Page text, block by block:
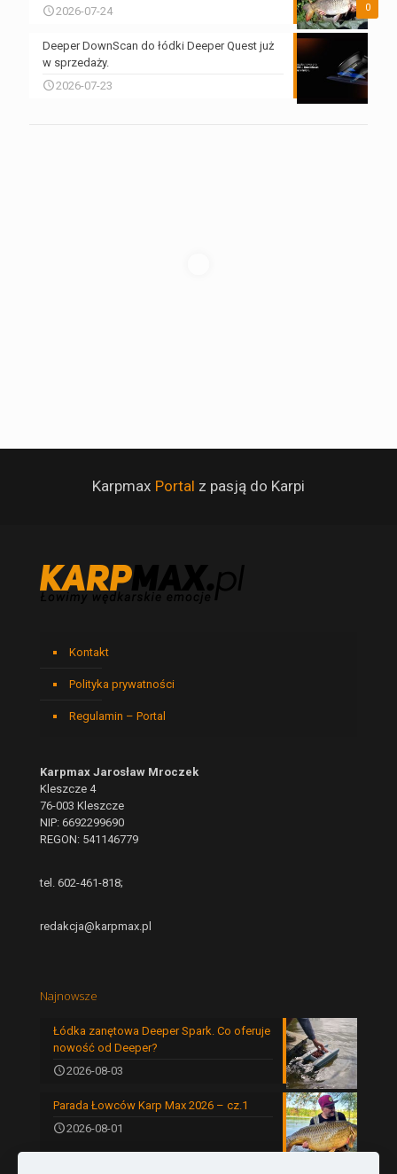
0
2026-07-24
Deeper DownScan do łódki Deeper Quest już
w sprzedaży.
2026-07-23
Karpmax Portal z pasją do Karpi
Kontakt
Polityka prywatności
Regulamin – Portal
Karpmax Jarosław Mroczek
Kleszcze 4
76-003 Kleszcze
NIP: 6692299690
REGON: 541146779
tel. 602-461-818;
redakcja@karpmax.pl
Najnowsze
Łódka zanętowa Deeper Spark. Co oferuje
nowość od Deeper?
2026-08-03
Parada Łowców Karp Max 2026 – cz.1
2026-08-01